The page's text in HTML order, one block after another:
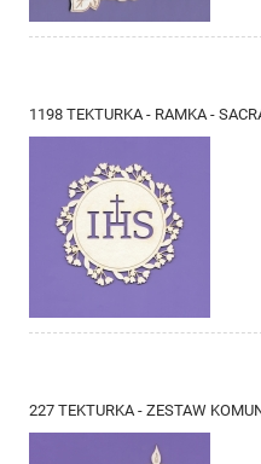
1198 TEKTURKA - RAMKA -
227 TEKTURKA - ZESTAW